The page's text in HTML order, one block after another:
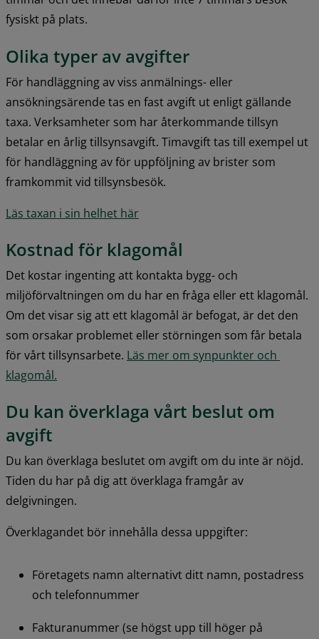
fysiskt på plats.
Olika typer av avgifter
För handläggning av viss anmälnings- eller
ansökningsärende tas en fast avgift ut enligt gällande
taxa. Verksamheter som har återkommande tillsyn
betalar en årlig tillsynsavgift. Timavgift tas till exempel ut
för handläggning av för uppföljning av brister som
framkommit vid tillsynsbesök.
Läs taxan i sin helhet här
Kostnad för klagomål
Det kostar ingenting att kontakta bygg- och
miljöförvaltningen om du har en fråga eller ett klagomål.
Om det visar sig att ett klagomål är befogat, är det den
som orsakar problemet eller störningen som får betala
för vårt tillsynsarbete. Läs mer om synpunkter och
klagomål.
Du kan överklaga vårt beslut om
avgift
Du kan över­klaga beslutet om avgift om du inte är nöjd.
Tiden du har på dig att överklaga framgår av
delgivningen.
Överklagandet bör innehålla dessa uppgifter:
Företagets namn alternativt ditt namn, postadress
och telefonnummer
Fakturanummer (se högst upp till höger på